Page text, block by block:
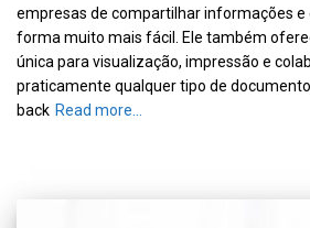
empresas de compartilhar informações e
forma muito mais fácil. Ele também
única para visualização, impressão e
praticamente qualquer tipo de
back Read more…